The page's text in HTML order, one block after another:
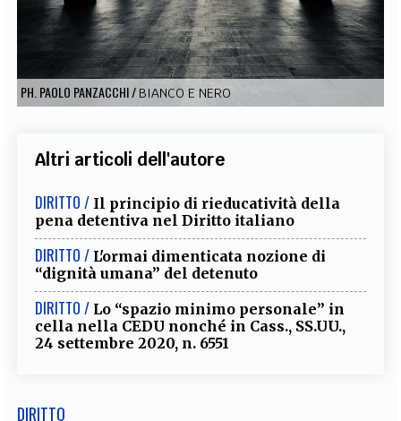
EXTRA
CODICI RUBRICHE LIBRI PROCEEDINGS PUBBLICITÀ CONTATTI
SOCIAL MEDIA
PH. PAOLO PANZACCHI/ BIANCO E NERO
Altri articoli dell'autore
DIRITTO / Il principio di rieducatività della
pena detentiva nel Diritto italiano
DIRITTO / L'ormai dimenticata nozione di
“dignità umana” del detenuto
DIRITTO / Lo “spazio minimo personale” in
cella nella CEDU nonché in Cass., SS.UU.,
24 settembre 2020, n. 6551
DIRITTO